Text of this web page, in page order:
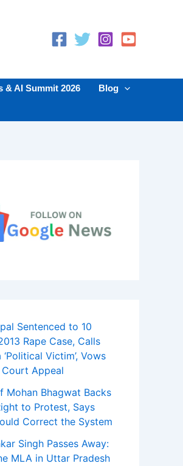
& AI Summit 2026
Blog
Sentenced to 10
Rape Case, Calls
Victim’, Vows
Court Appeal
Mohan Bhagwat Backs
to Protest, Says
Correct the System
Singh Passes Away:
MLA in Uttar Pradesh